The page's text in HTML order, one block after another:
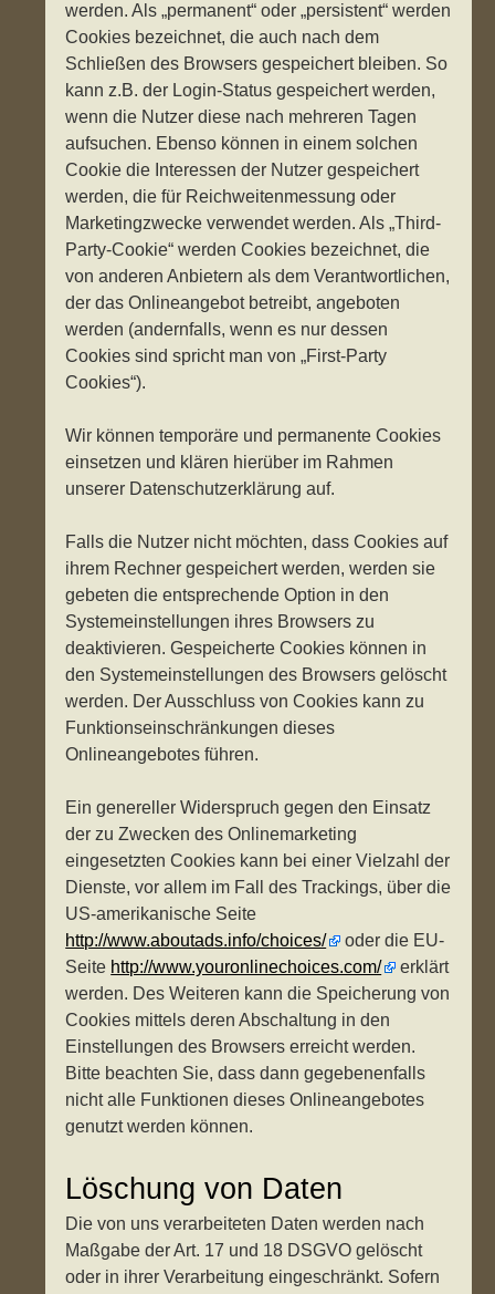
werden. Als „permanent“ oder „persistent“ werden
Cookies bezeichnet, die auch nach dem
Schließen des Browsers gespeichert bleiben. So
kann z.B. der Login-Status gespeichert werden,
wenn die Nutzer diese nach mehreren Tagen
aufsuchen. Ebenso können in einem solchen
Cookie die Interessen der Nutzer gespeichert
werden, die für Reichweitenmessung oder
Marketingzwecke verwendet werden. Als „Third-
Party-Cookie“ werden Cookies bezeichnet, die
von anderen Anbietern als dem Verantwortlichen,
der das Onlineangebot betreibt, angeboten
werden (andernfalls, wenn es nur dessen
Cookies sind spricht man von „First-Party
Cookies“).
Wir können temporäre und permanente Cookies
einsetzen und klären hierüber im Rahmen
unserer Datenschutzerklärung auf.
Falls die Nutzer nicht möchten, dass Cookies auf
ihrem Rechner gespeichert werden, werden sie
gebeten die entsprechende Option in den
Systemeinstellungen ihres Browsers zu
deaktivieren. Gespeicherte Cookies können in
den Systemeinstellungen des Browsers gelöscht
werden. Der Ausschluss von Cookies kann zu
Funktionseinschränkungen dieses
Onlineangebotes führen.
Ein genereller Widerspruch gegen den Einsatz
der zu Zwecken des Onlinemarketing
eingesetzten Cookies kann bei einer Vielzahl der
Dienste, vor allem im Fall des Trackings, über die
US-amerikanische Seite
http://www.aboutads.info/choices/
oder die EU-
Seite http://www.youronlinechoices.com/
erklärt
werden. Des Weiteren kann die Speicherung von
Cookies mittels deren Abschaltung in den
Einstellungen des Browsers erreicht werden.
Bitte beachten Sie, dass dann gegebenenfalls
nicht alle Funktionen dieses Onlineangebotes
genutzt werden können.
Löschung von Daten
Die von uns verarbeiteten Daten werden nach
Maßgabe der Art. 17 und 18 DSGVO gelöscht
oder in ihrer Verarbeitung eingeschränkt. Sofern